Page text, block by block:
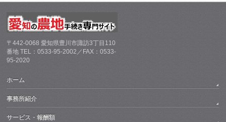
〒442-0068 愛知県豊川市諏訪3丁目110
番地 TEL：0533-95-2002／FAX：0533-
95-2020
ホーム
事務所紹介
サービス・報酬額